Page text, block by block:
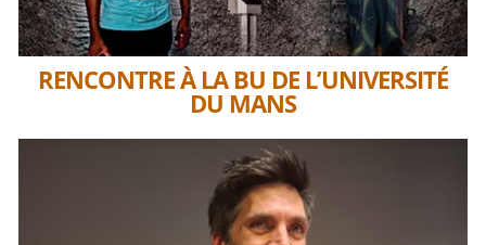
RENCONTRE À LA BU DE L’UNIVERSITÉ
DU MANS